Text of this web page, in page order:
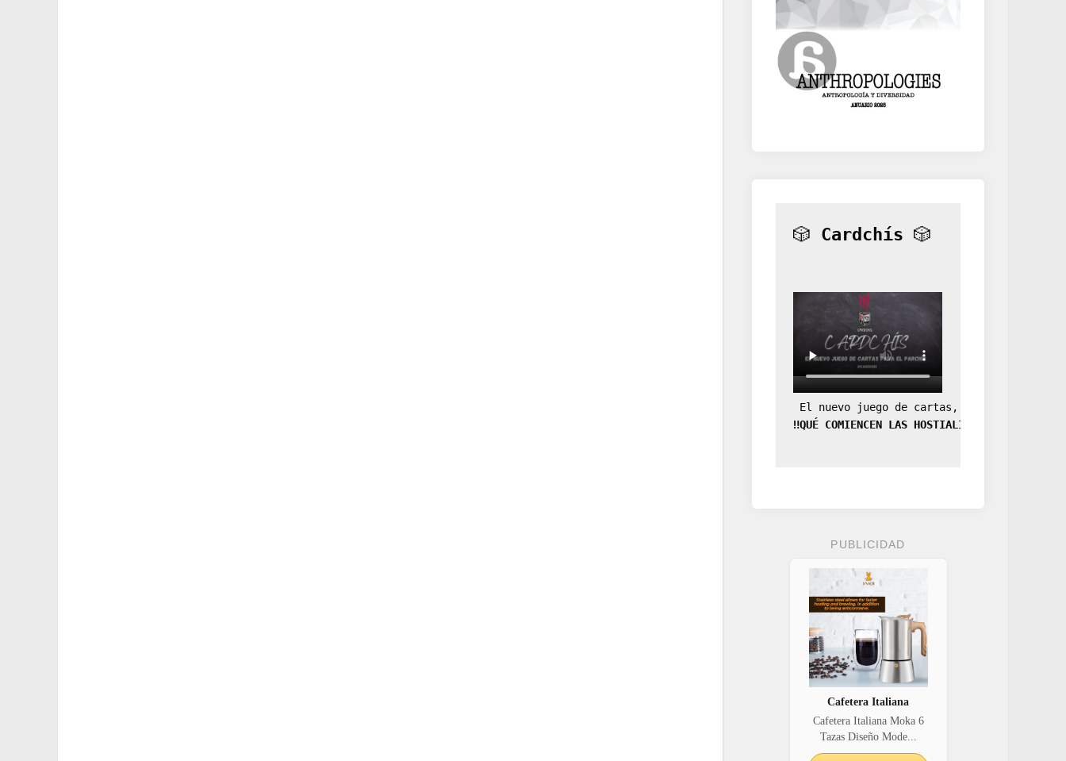
🎲 Cardchís 🎲
El nuevo juego de cartas, la expansión
‼️QUÉ COMIENCEN LAS HOSTIALIDADES‼️
PUBLICIDAD
Cafetera Italiana
Cafetera Italiana Moka 6
Tazas Diseño Mode...